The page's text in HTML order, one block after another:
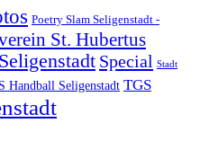
Poetry Slam Seligenstadt -
St. Hubertus
Special Stadt
Handball Seligenstadt TGS